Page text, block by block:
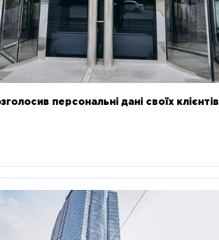
персональні дані своїх клієнтів